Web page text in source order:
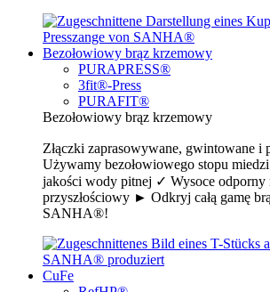
Bezołowiowy brąz krzemowy
PURAPRESS®
3fit®-Press
PURAFIT®
Bezołowiowy brąz krzemowy
Złączki zaprasowywane, gwintowane i
Używamy bezołowiowego stopu
jakości wody pitnej ✓ Wysoce odporny
przyszłościowy ► Odkryj całą gamę
SANHA®!
CuFe